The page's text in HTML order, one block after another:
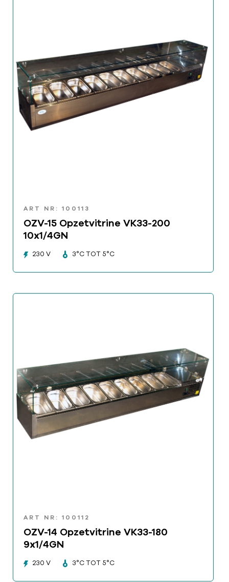
ART NR: 100113
OZV-15 Opzetvitrine VK33-200
10x1/4GN
230 V 3°C TOT 5°C
ART NR: 100112
OZV-14 Opzetvitrine VK33-180
9x1/4GN
230 V 3°C TOT 5°C